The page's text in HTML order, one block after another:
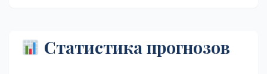
Статистика прогнозов